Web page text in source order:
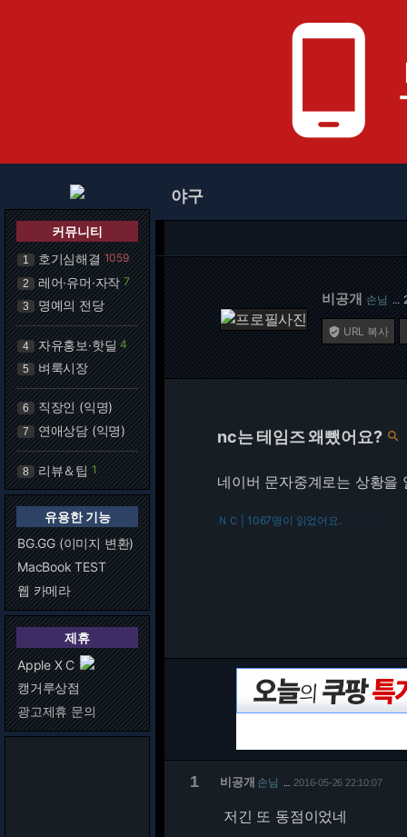
phone_android
커뮤니티
1 호기심해결 1059
2 레어·유머·자작 7
3 명예의 전당
4 자유홍보·핫딜 4
5 벼룩시장
6 직장인 (익명)
7 연애상담 (익명)
8 리뷰＆팁 1
유용한 기능
BG.GG (이미지 변환)
MacBook TEST
웹 카메라
제휴
Apple X C
캥거루상점
광고제휴 문의
야구
비공개 손님 …
 URL 복사
nc는 테임즈 왜뺐어요? 
네이버 문자중계로는 상황을
ＮＣ | 1067명이 읽었어요.
1 비공개 손님 2016-05-26 22:10:07
저긴 또 동점이었네